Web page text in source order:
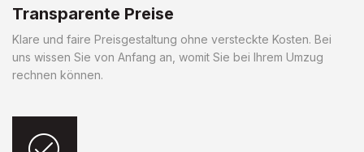
Transparente Preise
Klare und faire Preisgestaltung ohne versteckte Kosten. Bei
uns wissen Sie von Anfang an, womit Sie bei Ihrem Umzug
rechnen können.